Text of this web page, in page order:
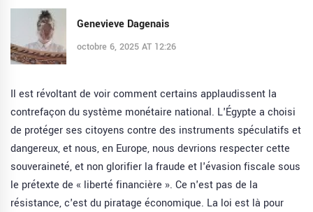
Genevieve Dagenais
octobre 6, 2025 AT 12:26
Il est révoltant de voir comment certains applaudissent la
contrefaçon du système monétaire national. L'Égypte a choisi
de protéger ses citoyens contre des instruments spéculatifs et
dangereux, et nous, en Europe, nous devrions respecter cette
souveraineté, et non glorifier la fraude et l'évasion fiscale sous
le prétexte de « liberté financière ». Ce n'est pas de la
résistance, c'est du piratage économique. La loi est là pour